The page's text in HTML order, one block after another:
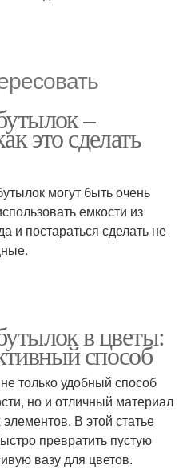
–
это сделать
могут быть очень
емкости из
и постараться сделать не
в цветы:
способ
только удобный способ
но и отличный материал
В этой статье
превратить пустую
вазу для цветов.